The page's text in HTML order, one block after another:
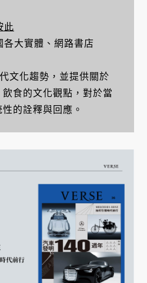
此
大實體、網路書店
文化趨勢，並提供關於
食的文化觀點，對於當
的詮釋與回應。